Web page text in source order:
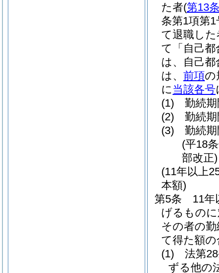
た者(第13
条第1項第
て退職し
て「自己
は、自己
は、 前項の
に 当該各号
(1)
勤続
(2)
勤続
(3)
勤続
(平18
部改正)
(11年以上
本額)
第5条
11年
げるもの
その者の
て得た額
(1)
法第
ずる他の